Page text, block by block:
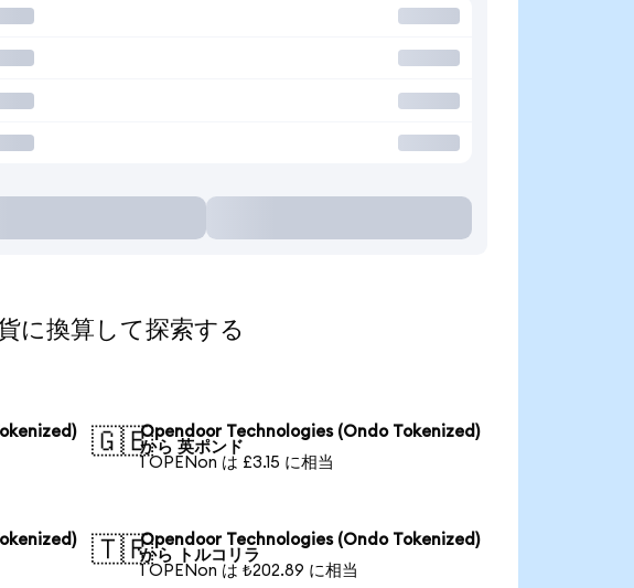
換算して探索する
🇬🇧Opendoor Technologies (Ondo Tokenized)
から 英ポンド
1 OPENon は £3.15 に相当
🇹🇷Opendoor Technologies (Ondo Tokenized)
から トルコリラ
1 OPENon は ₺202.89 に相当